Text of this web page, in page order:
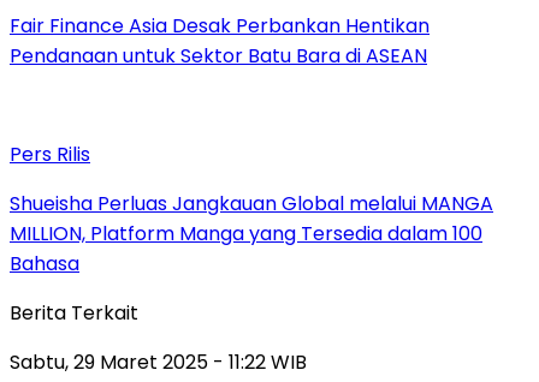
Fair Finance Asia Desak Perbankan Hentikan
Pendanaan untuk Sektor Batu Bara di ASEAN
Pers Rilis
Shueisha Perluas Jangkauan Global melalui MANGA
MILLION, Platform Manga yang Tersedia dalam 100
Bahasa
Berita Terkait
Sabtu, 29 Maret 2025 - 11:22 WIB